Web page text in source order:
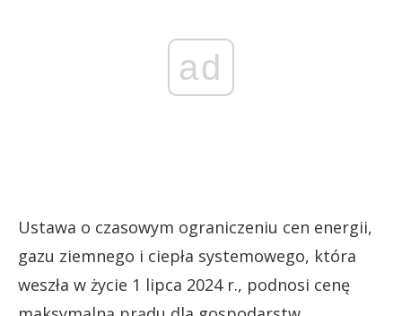
ad
Ustawa o czasowym ograniczeniu cen energii,
gazu ziemnego i ciepła systemowego, która
weszła w życie 1 lipca 2024 r., podnosi cenę